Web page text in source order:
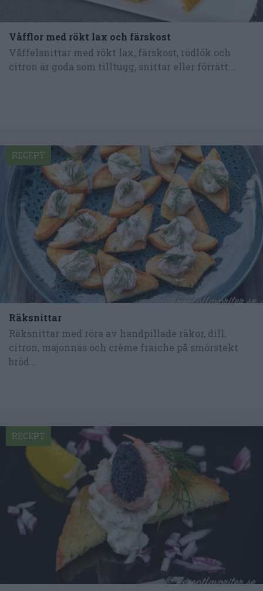
Våfflor med rökt lax och färskost
Våffelsnittar med rökt lax, färskost, rödlök och
citron är goda som tilltugg, snittar eller förrätt...
Räksnittar
Räksnittar med röra av handpillade räkor, dill,
citron, majonnäs och crème fraiche på smörstekt
bröd...
RECEPT
RECEPT